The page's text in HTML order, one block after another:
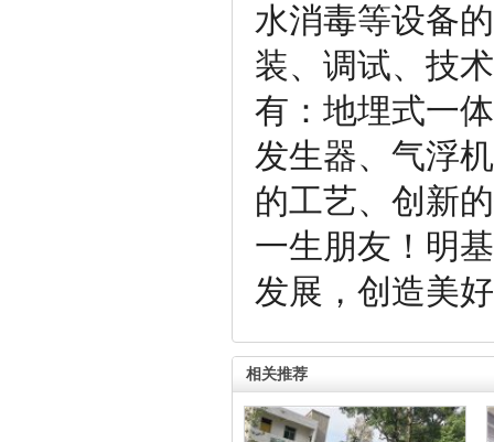
水消毒等设备
装、调试、技
有：地埋式一
发生器、气浮
的工艺、创新
一生朋友！明
发展，创造美
相关推荐